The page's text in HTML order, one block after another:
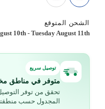
الشحن المتوقع
10th-Tuesday August 11th
توصيل سريع
متوفر في مناطق
تحقق من توفر
المجدول حسب